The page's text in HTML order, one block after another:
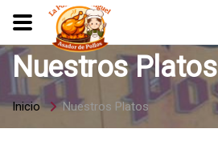
Nuestros Platos
Inicio Nuestros Platos